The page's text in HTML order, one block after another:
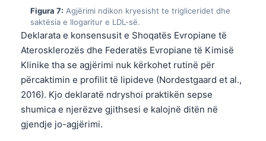
Figura 7: Agjërimi ndikon kryesisht te trigliceridet dhe
saktësia e llogaritur e LDL-së.
Deklarata e konsensusit e Shoqatës Evropiane të
Aterosklerozës dhe Federatës Evropiane të Kimisë
Klinike tha se agjërimi nuk kërkohet rutinë për
përcaktimin e profilit të lipideve (Nordestgaard et al.,
2016). Kjo deklaratë ndryshoi praktikën sepse
shumica e njerëzve gjithsesi e kalojnë ditën në
gjendje jo-agjërimi.
Português
Ελληνικά
Türkçe
Română
简体中文
فارسی
Български